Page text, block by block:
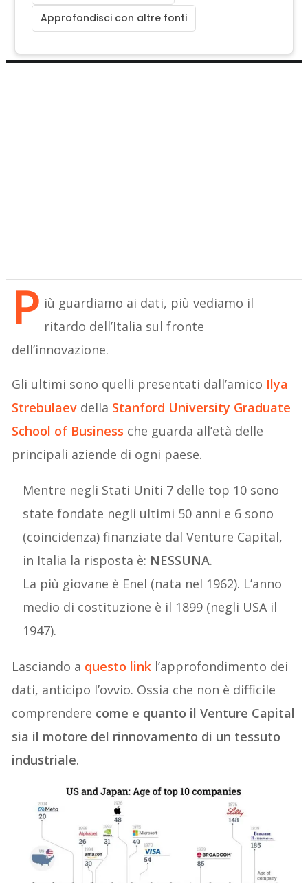
Approfondisci con altre fonti
P iù guardiamo ai dati, più vediamo il
ritardo dell’Italia sul fronte
dell’innovazione.
Gli ultimi sono quelli presentati dall’amico Ilya
Strebulaev della Stanford University Graduate
School of Business che guarda all’età delle
principali aziende di ogni paese.
Mentre negli Stati Uniti 7 delle top 10 sono
state fondate negli ultimi 50 anni e 6 sono
(coincidenza) finanziate dal Venture Capital,
in Italia la risposta è: NESSUNA.
La più giovane è Enel (nata nel 1962). L’anno
medio di costituzione è il 1899 (negli USA il
1947).
Lasciando a questo link l’approfondimento dei
dati, anticipo l’ovvio. Ossia che non è difficile
comprendere come e quanto il Venture Capital
sia il motore del rinnovamento di un tessuto
industriale.